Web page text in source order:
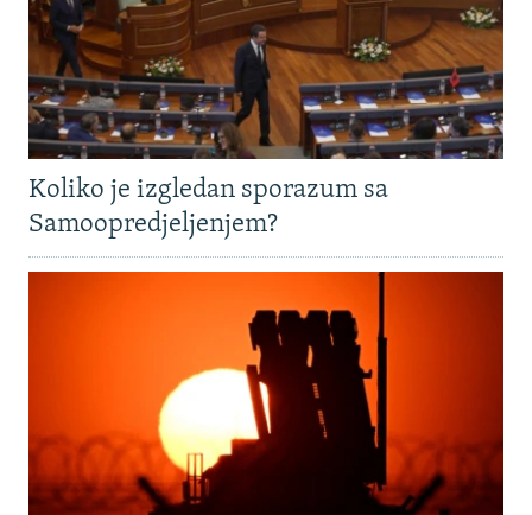
Koliko je izgledan sporazum sa
Samoopredjeljenjem?